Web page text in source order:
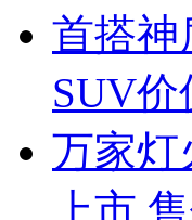
首搭神
SUV
万家灯
上市